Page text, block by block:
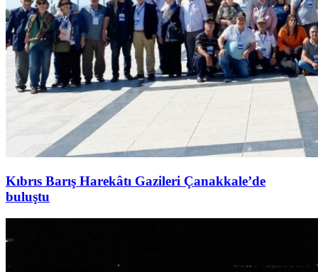
Kıbrıs Barış Harekâtı Gazileri Çanakkale’de
buluştu